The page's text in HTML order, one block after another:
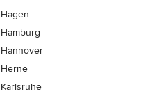
Hagen
Hamburg
Hannover
Herne
Karlsruhe